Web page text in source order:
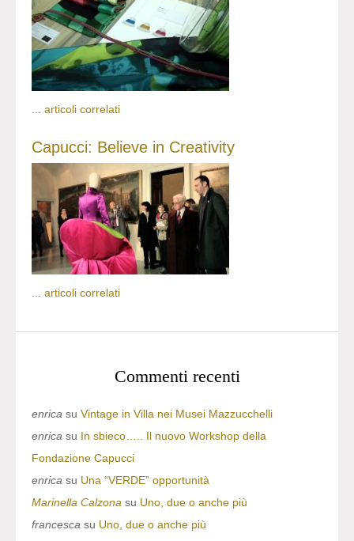
... articoli correlati
Capucci: Believe in Creativity
articoli correlati
Commenti recenti
enrica su Vintage in Villa nei Musei Mazzucchelli
enrica su In sbieco….. Il nuovo Workshop della
Fondazione Capucci
enrica su Una “VERDE” opportunità
Marinella Calzona su Uno, due o anche più
francesca su Uno, due o anche più